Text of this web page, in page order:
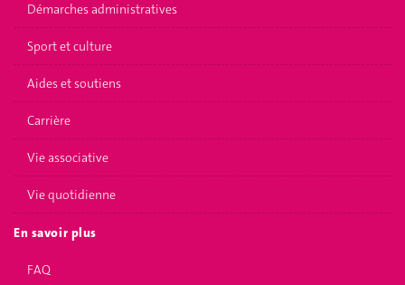
Démarches administratives
Sport et culture
Aides et soutiens
Carrière
Vie associative
Vie quotidienne
En savoir plus
FAQ